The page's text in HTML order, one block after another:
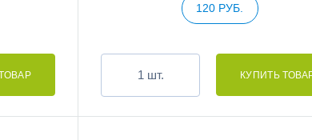
120 РУБ.
шт.